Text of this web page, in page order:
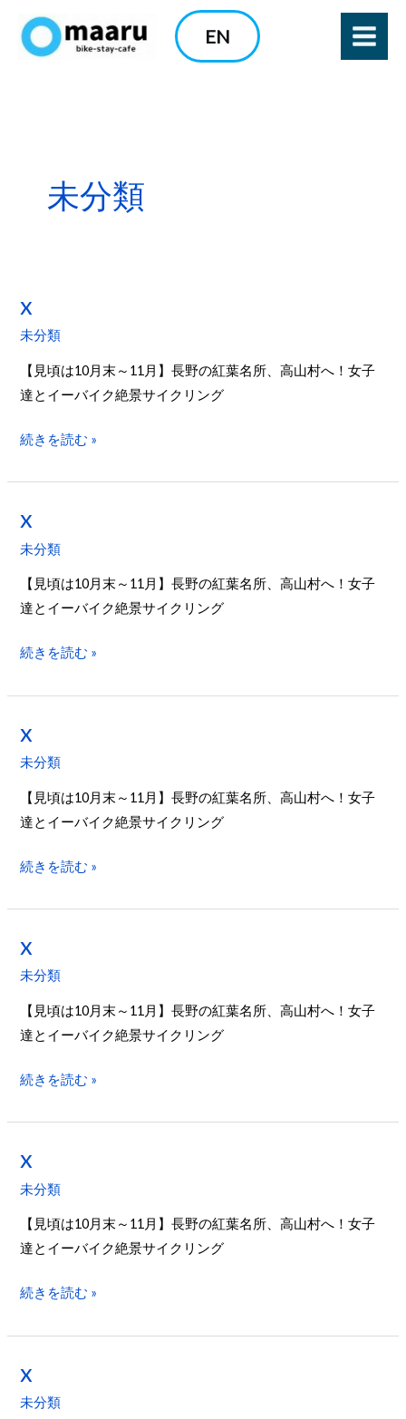
EN
未分類
x
未分類
【見頃は10月末～11月】長野の紅葉名所、高山村へ！女子
達とイーバイク絶景サイクリング
x
続きを読む »
x
未分類
【見頃は10月末～11月】長野の紅葉名所、高山村へ！女子
達とイーバイク絶景サイクリング
x
続きを読む »
x
未分類
【見頃は10月末～11月】長野の紅葉名所、高山村へ！女子
達とイーバイク絶景サイクリング
x
続きを読む »
x
未分類
【見頃は10月末～11月】長野の紅葉名所、高山村へ！女子
達とイーバイク絶景サイクリング
x
続きを読む »
x
未分類
【見頃は10月末～11月】長野の紅葉名所、高山村へ！女子
達とイーバイク絶景サイクリング
x
続きを読む »
x
未分類
x